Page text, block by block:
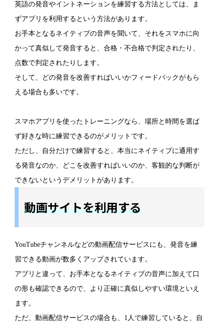
英語の発音やイントネーションを練習する方法としては、ま
ずアプリを利用するという方法があります。
お手本となるネイティブの音声を聞いて、それをスマホに向
かって真似して発音すると、合格・不合格で判定されたり、
点数で判定されたりします。
そして、どの発音を改善すればいいかフィードバックがもら
える場合も多いです。
スマホアプリを使ったトレーニングなら、場所と時間を選ば
ず好きな時に練習できるのがメリットです。
ただし、自分だけで練習すると、本当にネイティブに通用す
る発音なのか、どこを改善すればいいのか、客観的な判断が
できないというデメリットがあります。
動画サイトを利用する
YouTubeチャンネルなどの動画配信サービスにも、発音を練
習できる動画が数多くアップされています。
アプリと違って、お手本となるネイティブの音声に加えて口
の形も確認できるので、より正確に真似しやすい環境といえ
ます。
ただ、動画配信サービスの場合も、1人で練習していると、自